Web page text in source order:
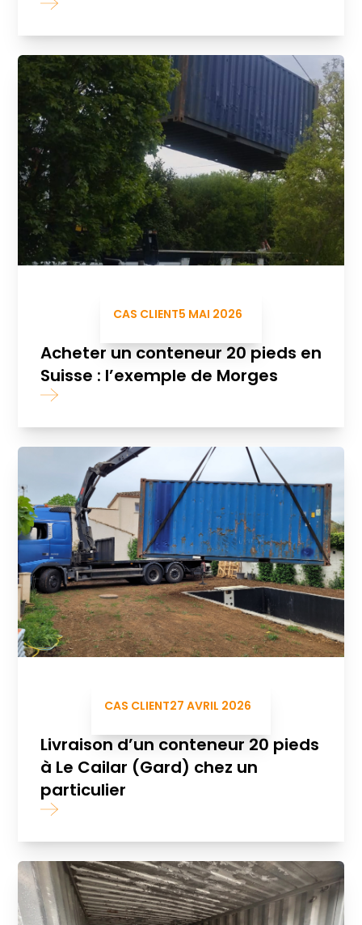
CAS CLIENT5 MAI 2026
Acheter un conteneur 20 pieds en
Suisse : l’exemple de Morges
CAS CLIENT27 AVRIL 2026
Livraison d’un conteneur 20 pieds
à Le Cailar (Gard) chez un
particulier